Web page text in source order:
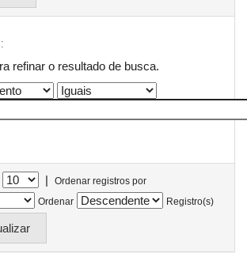
refinar o resultado de busca.
|
Ordenar registros por
Ordenar
Registro(s)